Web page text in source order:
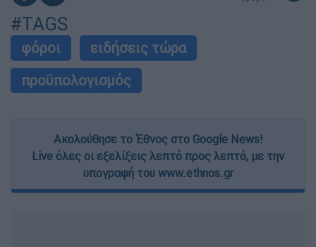
#TAGS
φόροι
ειδήσεις τώρα
προϋπολογισμός
Ακολούθησε το Έθνος στο Google News!
Live όλες οι εξελίξεις λεπτό προς λεπτό, με την
υπογραφή του www.ethnos.gr